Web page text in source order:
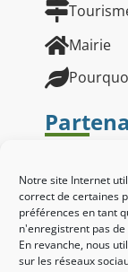
Notre site Internet
correct de certaines
préférences en tant
n'enregistrent pas
En revanche, nous
sur les réseaux
Mairie